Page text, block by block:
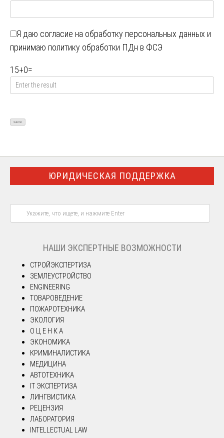
Я даю согласие на обработку персональных данных и
принимаю политику обработки ПДн в ФСЭ
15+0=
ЮРИДИЧЕСКАЯ ПОДДЕРЖКА
НАШИ ЭКСПЕРТНЫЕ ВОЗМОЖНОСТИ
СТРОЙЭКСПЕРТИЗА
ЗЕМЛЕУСТРОЙСТВО
ENGINEERING
ТОВАРОВЕДЕНИЕ
ПОЖАРОТЕХНИКА
ЭКОЛОГИЯ
О Ц Е Н К А
ЭКОНОМИКА
КРИМИНАЛИСТИКА
МЕДИЦИНА
АВТОТЕХНИКА
IT ЭКСПЕРТИЗА
ЛИНГВИСТИКА
РЕЦЕНЗИЯ
ЛАБОРАТОРИЯ
INTELLECTUAL LAW